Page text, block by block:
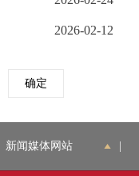
2026-02-12
确定
新闻媒体网站